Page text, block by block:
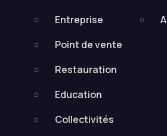
Entreprise
Point de vente
Restauration
Education
Collectivités